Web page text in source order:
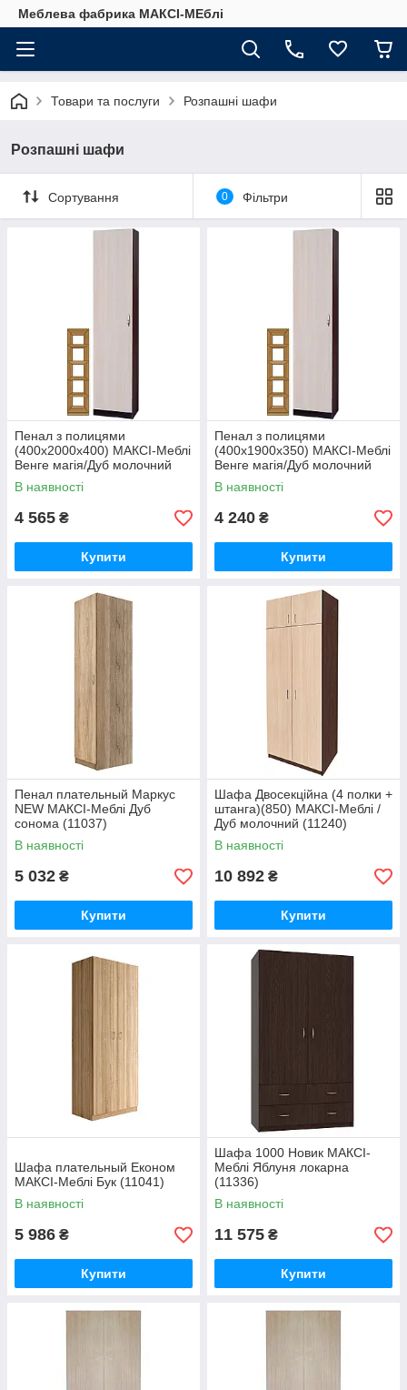
Меблева фабрика МАКСІ-МЕблі
Товари та послуги Розпашні шафи
Розпашні шафи
Сортування 0 Фільтри
Пенал з полицями
(400х2000х400) МАКСІ-Меблі
Венге магія/Дуб молочний
(8799)
В наявності
4 565 ₴
Купити
Пенал з полицями
(400х1900х350) МАКСІ-Меблі
Венге магія/Дуб молочний
(10900)
В наявності
4 240 ₴
Купити
Пенал плательный Маркус
NEW МАКСІ-Меблі Дуб
сонома (11037)
В наявності
5 032 ₴
Купити
Шафа Двосекційна (4 полки +
штанга)(850) МАКСІ-Меблі /
Дуб молочний (11240)
В наявності
10 892 ₴
Купити
Шафа плательный Економ
МАКСІ-Меблі Бук (11041)
В наявності
5 986 ₴
Купити
Шафа 1000 Новик МАКСІ-
Меблі Яблуня локарна
(11336)
В наявності
11 575 ₴
Купити